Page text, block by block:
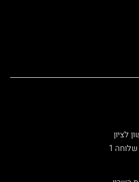
שלוחה 1